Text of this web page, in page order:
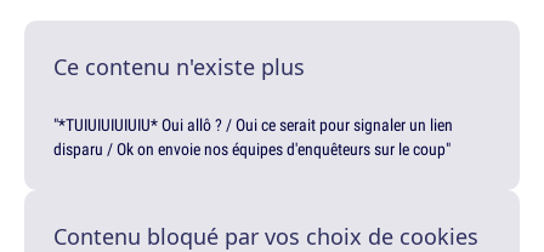
Ce contenu n'existe plus
"*TUIUIUIUIUIU* Oui allô ? / Oui ce serait pour signaler un lien
disparu / Ok on envoie nos équipes d'enquêteurs sur le coup"
Contenu bloqué par vos choix de cookies